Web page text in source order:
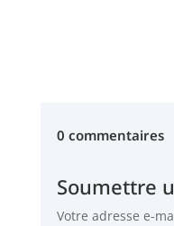
0 commentaires
Soumettre
Votre adresse e-